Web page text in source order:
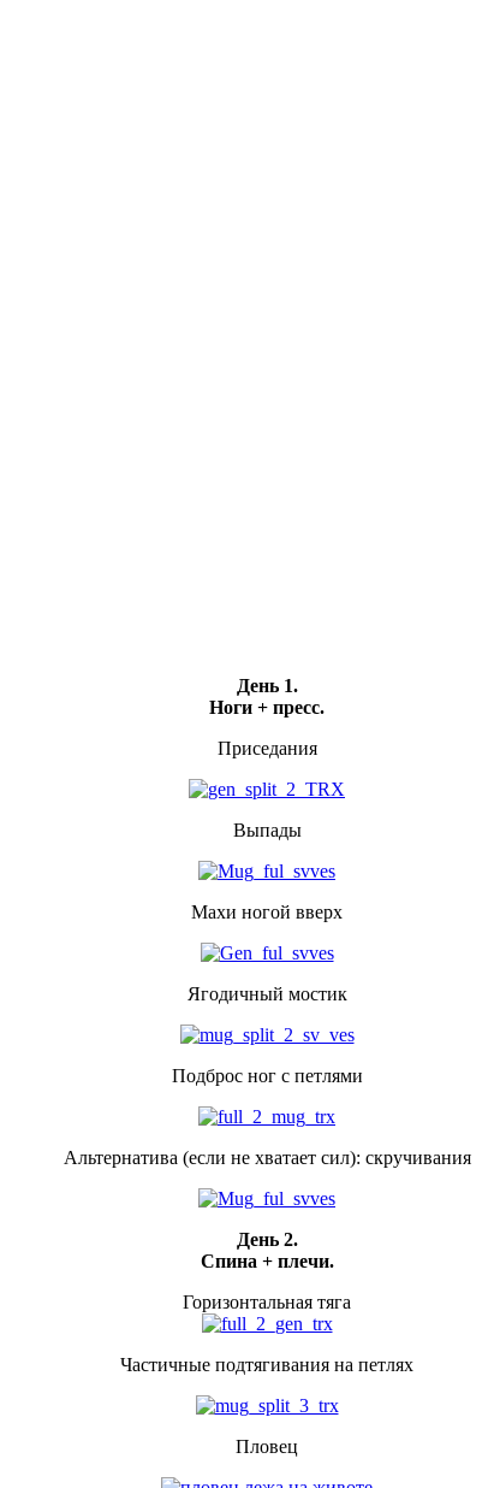
День 1.
Ноги + пресс.
Приседания
Выпады
Махи ногой вверх
Ягодичный мостик
Подброс ног с петлями
Альтернатива (если не хватает сил): скручивания
День 2.
Спина + плечи.
Горизонтальная тяга
Частичные подтягивания на петлях
Пловец